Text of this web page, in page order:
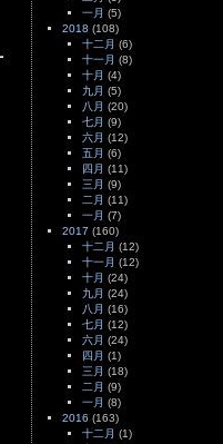
一月 (5)
2018 (108)
十二月 (6)
十一月 (8)
十月 (4)
九月 (5)
八月 (20)
七月 (9)
六月 (12)
五月 (6)
四月 (11)
三月 (9)
二月 (11)
一月 (7)
2017 (160)
十二月 (12)
十一月 (12)
十月 (24)
九月 (24)
八月 (16)
七月 (12)
六月 (24)
四月 (1)
三月 (18)
二月 (9)
一月 (8)
2016 (163)
十二月 (1)